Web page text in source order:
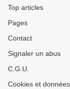
Top articles
Pages
Contact
Signaler un abus
C.G.U.
Cookies et